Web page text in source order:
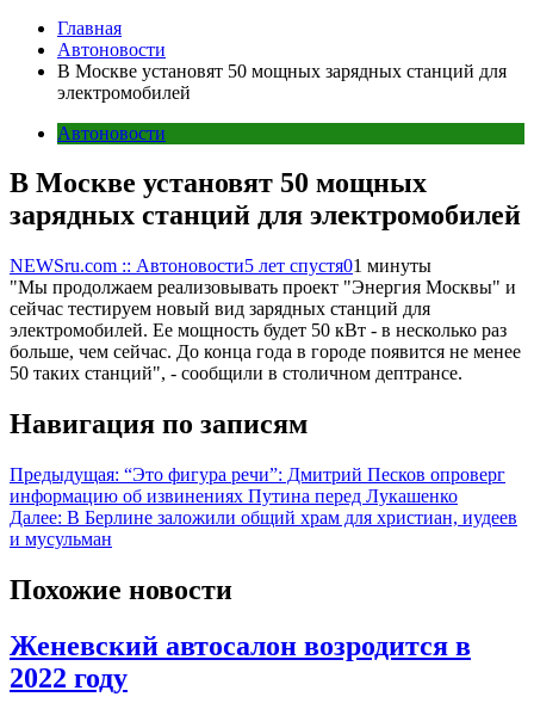
Главная
Автоновости
В Москве установят 50 мощных зарядных станций для
электромобилей
Автоновости
В Москве установят 50 мощных
зарядных станций для электромобилей
NEWSru.com :: Автоновости5 лет спустя01 минуты
"Мы продолжаем реализовывать проект "Энергия Москвы" и
сейчас тестируем новый вид зарядных станций для
электромобилей. Ее мощность будет 50 кВт - в несколько раз
больше, чем сейчас. До конца года в городе появится не менее
50 таких станций", - сообщили в столичном дептрансе.
Навигация по записям
Предыдущая: “Это фигура речи”: Дмитрий Песков опроверг
информацию об извинениях Путина перед Лукашенко
Далее: В Берлине заложили общий храм для христиан, иудеев
и мусульман
Похожие новости
Женевский автосалон возродится в
2022 году